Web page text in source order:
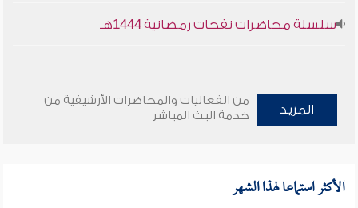
سلسلة محاضرات نفحات رمضانية 1444هـ
المزيد
من الفعاليات والمحاضرات الأرشيفية من
خدمة البث المباشر
الأكثر استماعا لهذا الشهر